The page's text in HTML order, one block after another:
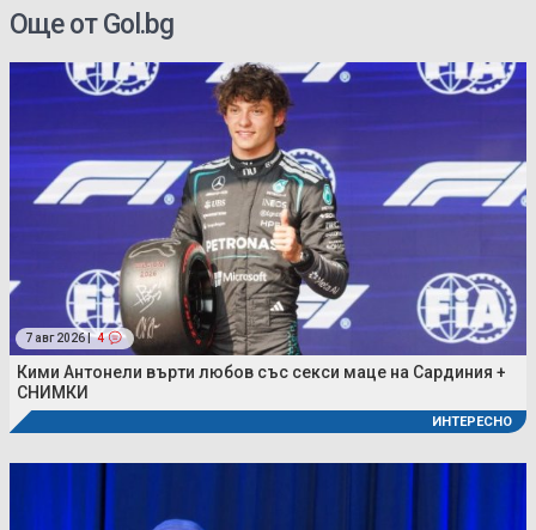
Още от Gol.bg
7 авг 2026 | 4
Кими Антонели върти любов със секси маце на Сардиния +
СНИМКИ
ИНТЕРЕСНО